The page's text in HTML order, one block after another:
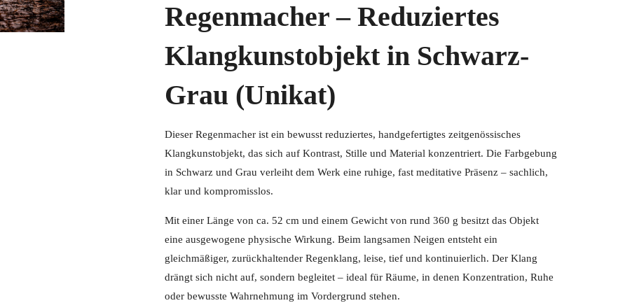
Regenmacher – Reduziertes
Klangkunstobjekt in Schwarz-
Grau (Unikat)
Dieser Regenmacher ist ein bewusst reduziertes, handgefertigtes zeitgenössisches
Klangkunstobjekt, das sich auf Kontrast, Stille und Material konzentriert. Die Farbgebung
in Schwarz und Grau verleiht dem Werk eine ruhige, fast meditative Präsenz – sachlich,
klar und kompromisslos.
Mit einer Länge von ca. 52 cm und einem Gewicht von rund 360 g besitzt das Objekt
eine ausgewogene physische Wirkung. Beim langsamen Neigen entsteht ein
gleichmäßiger, zurückhaltender Regenklang, leise, tief und kontinuierlich. Der Klang
drängt sich nicht auf, sondern begleitet – ideal für Räume, in denen Konzentration, Ruhe
oder bewusste Wahrnehmung im Vordergrund stehen.